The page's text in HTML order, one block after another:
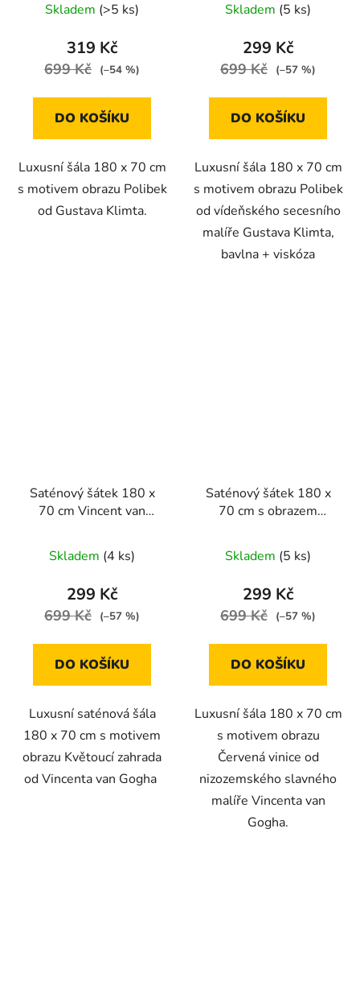
Skladem (>5 ks)
319 Kč
699 Kč (–54 %)
DO KOŠÍKU
Luxusní šála 180 x 70 cm
s motivem obrazu Polibek
od Gustava Klimta.
Skladem (5 ks)
299 Kč
699 Kč (–57 %)
DO KOŠÍKU
Luxusní šála 180 x 70 cm
s motivem obrazu Polibek
od vídeňského secesního
malíře Gustava Klimta,
bavlna + viskóza
Saténový šátek 180 x
70 cm Vincent van
Skladem (4 ks)
299 Kč
699 Kč (–57 %)
DO KOŠÍKU
Luxusní saténová šála
180 x 70 cm s motivem
obrazu Květoucí zahrada
od Vincenta van Gogha
Saténový šátek 180 x
70 cm s obrazem
Vincenta van Gogha
Skladem (5 ks)
299 Kč
699 Kč (–57 %)
DO KOŠÍKU
Luxusní šála 180 x 70 cm
s motivem obrazu
Červená vinice od
nizozemského slavného
malíře Vincenta van
Gogha.